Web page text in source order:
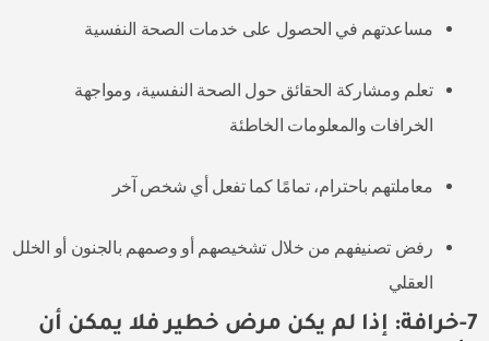
مساعدتهم في الحصول على خدمات الصحة النفسية
تعلم ومشاركة الحقائق حول الصحة النفسية، ومواجهة
الخرافات والمعلومات الخاطئة
معاملتهم باحترام، تمامًا كما تفعل أي شخص آخر
رفض تصنيفهم من خلال تشخيصهم أو وصمهم بالجنون أو الخلل
العقلي
7-خرافة: إذا لم يكن مرض خطير فلا يمكن أن